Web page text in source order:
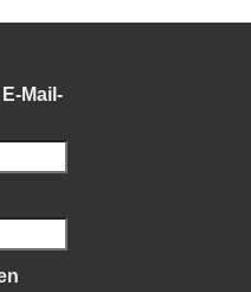
Mail-